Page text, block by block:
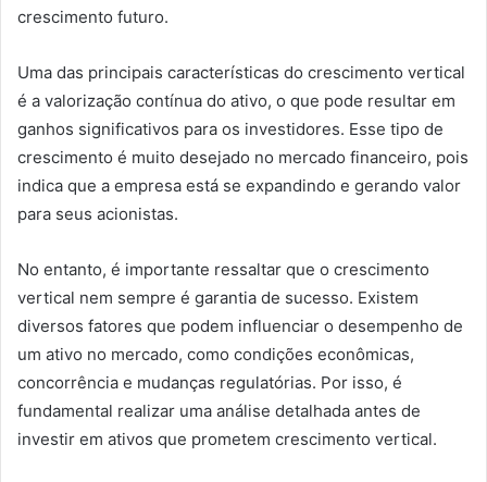
crescimento futuro.
Uma das principais características do crescimento vertical
é a valorização contínua do ativo, o que pode resultar em
ganhos significativos para os investidores. Esse tipo de
crescimento é muito desejado no mercado financeiro, pois
indica que a empresa está se expandindo e gerando valor
para seus acionistas.
No entanto, é importante ressaltar que o crescimento
vertical nem sempre é garantia de sucesso. Existem
diversos fatores que podem influenciar o desempenho de
um ativo no mercado, como condições econômicas,
concorrência e mudanças regulatórias. Por isso, é
fundamental realizar uma análise detalhada antes de
investir em ativos que prometem crescimento vertical.